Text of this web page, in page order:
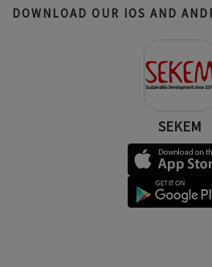
DOWNLOAD OUR IOS AND
SEKEM